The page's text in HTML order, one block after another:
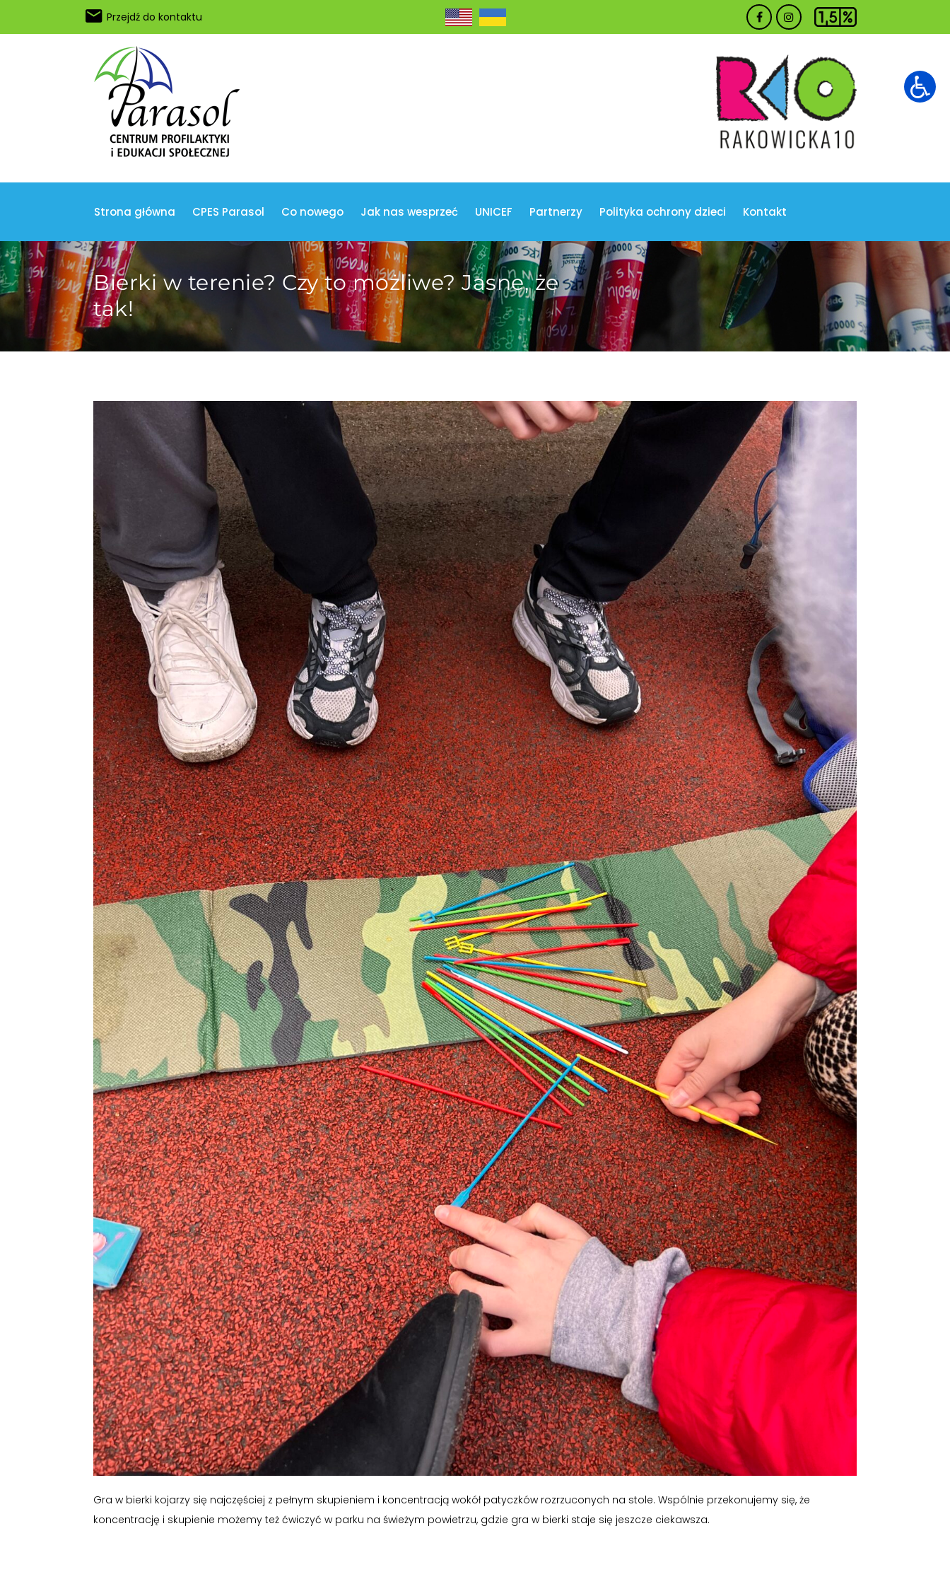
Przejdź do kontaktu
Strona główna CPES Parasol Co nowego Jak nas wesprzeć UNICEF Partnerzy Polityka ochrony dzieci Kontakt
Bierki w terenie? Czy to możliwe? Jasne, że
tak!
Gra w bierki kojarzy się najczęściej z pełnym skupieniem i koncentracją wokół patyczków rozrzuconych na stole. Wspólnie przekonujemy się, że
koncentrację i skupienie możemy też ćwiczyć w parku na świeżym powietrzu, gdzie gra w bierki staje się jeszcze ciekawsza.